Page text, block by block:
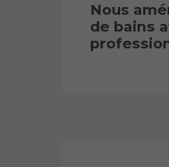
Nous
de bains